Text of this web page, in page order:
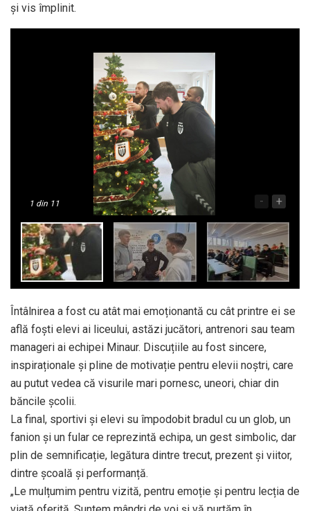
și vis împlinit.
1 din 11 - +
Întâlnirea a fost cu atât mai emoționantă cu cât printre ei se
află foști elevi ai liceului, astăzi jucători, antrenori sau team
manageri ai echipei Minaur. Discuțiile au fost sincere,
inspiraționale și pline de motivație pentru elevii noștri, care
au putut vedea că visurile mari pornesc, uneori, chiar din
băncile școlii.
La final, sportivi și elevi su împodobit bradul cu un glob, un
fanion și un fular ce reprezintă echipa, un gest simbolic, dar
plin de semnificație, legătura dintre trecut, prezent și viitor,
dintre școală și performanță.
„Le mulțumim pentru vizită, pentru emoție și pentru lecția de